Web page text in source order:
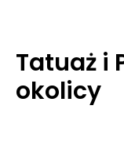
Tatuaż i
okolicy